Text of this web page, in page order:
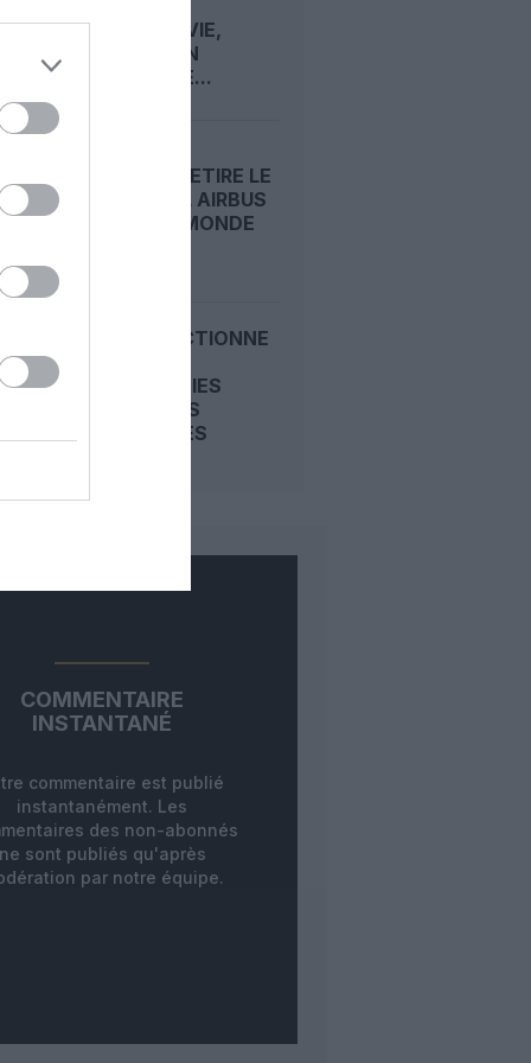
REPREND VIE,
L’AVIATION
IRANIENNE...
IRAN AIR RETIRE LE
PLUS VIEIL AIRBUS
A300 DU MONDE
L'UE SANCTIONNE
COMPAGNIES
AÉRIENNES
IRANIENNES
COMMENTAIRE
INSTANTANÉ
commentaire est publié
instantanément. Les
des non-abonnés
ne sont publiés qu'après
par notre équipe.